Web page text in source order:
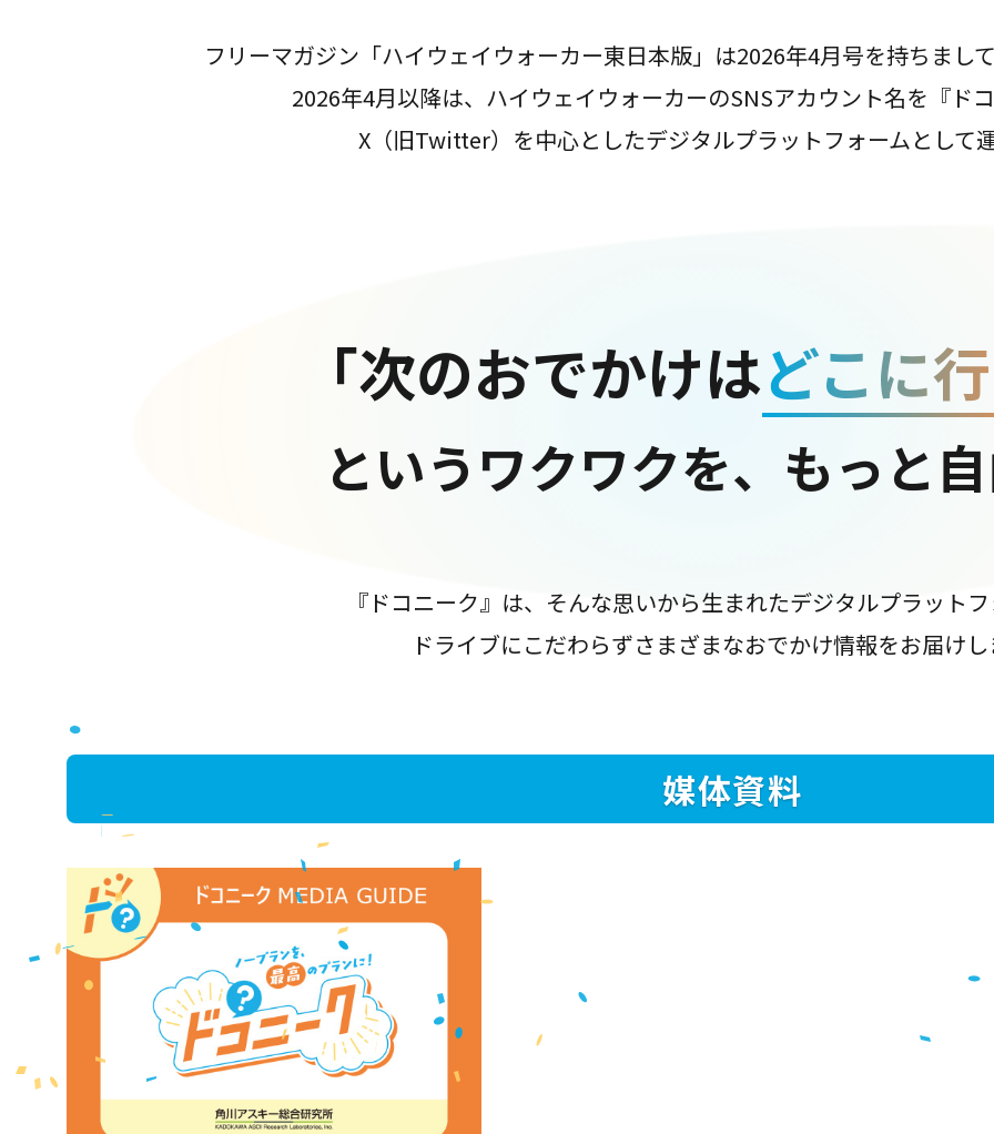
フリーマガジン「ハイウェイウォーカー東日本版」は2026年4月号を持ちまし
2026年4月以降は、ハイウェイウォーカーのSNSアカウント名を『ド
X（旧Twitter）を中心としたデジタルプラットフォームとして
「次のおでかけはどこに
というワクワクを、もっと
『ドコニーク』は、そんな思いから生まれたデジタルプラット
ドライブにこだわらずさまざまなおでかけ情報をお届け
媒体資料